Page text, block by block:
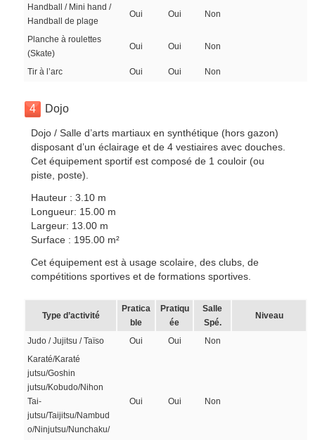
Handball / Mini hand /
Handball de plage
Oui Oui Non
Planche à roulettes
(Skate)
Oui Oui Non
Tir à l’arc Oui Oui Non
4 Dojo
Dojo / Salle d’arts martiaux en synthétique (hors gazon)
disposant d’un éclairage et de 4 vestiaires avec douches.
Cet équipement sportif est composé de 1 couloir (ou
piste, poste).
Hauteur : 3.10 m
Longueur: 15.00 m
Largeur: 13.00 m
Surface : 195.00 m²
Cet équipement est à usage scolaire, des clubs, de
compétitions sportives et de formations sportives.
Type d’activité
Pratica
ble
Pratiqu
ée
Salle
Spé.
Niveau
Judo / Jujitsu / Taïso Oui Oui
Non
Karaté/Karaté
jutsu/Goshin
jutsu/Kobudo/Nihon
Tai-
jutsu/Taijitsu/Nambud
o/Ninjutsu/Nunchaku/
Oui Oui Non